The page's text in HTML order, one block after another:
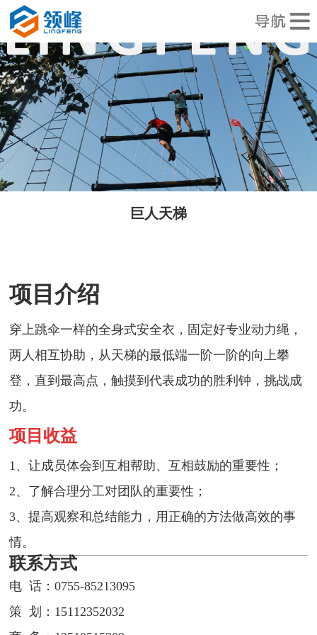
巨人天梯
项目介绍
穿上跳伞一样的全身式安全衣，固定好专业动力绳，
两人相互协助，从天梯的最低端一阶一阶的向上攀
登，直到最高点，触摸到代表成功的胜利钟，挑战成
功。
项目收益
1、让成员体会到互相帮助、互相鼓励的重要性；
2、了解合理分工对团队的重要性；
3、提高观察和总结能力，用正确的方法做高效的事
情。
联系方式
电 话：0755-85213095
策 划：15112352032